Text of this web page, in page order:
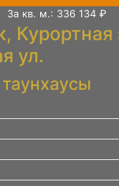
За кв. м.: 336 134 ₽
Курортная
ул.